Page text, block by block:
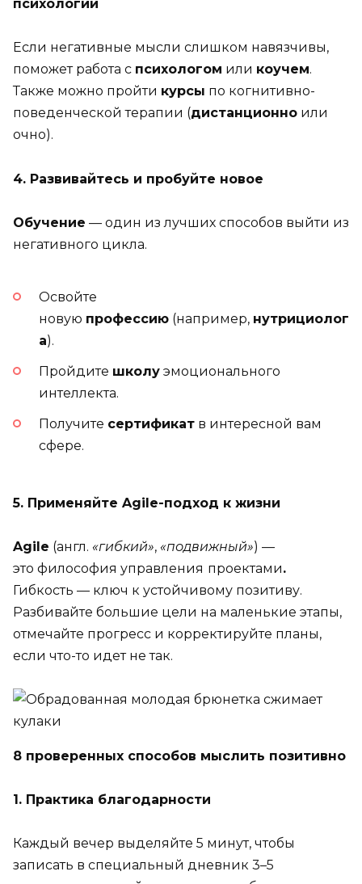
психологии
Если негативные мысли слишком навязчивы,
поможет работа с психологом или коучем.
Также можно пройти курсы по когнитивно-
поведенческой терапии (дистанционно или
очно).
4. Развивайтесь и пробуйте новое
Обучение — один из лучших способов выйти из
негативного цикла.
Освойте
новую профессию (например, нутрициолог
а).
Пройдите школу эмоционального
интеллекта.
Получите сертификат в интересной вам
сфере.
5. Применяйте Agile-подход к жизни
Agile (англ. «гибкий», «подвижный») —
это философия управления проектами.
Гибкость — ключ к устойчивому позитиву.
Разбивайте большие цели на маленькие этапы,
отмечайте прогресс и корректируйте планы,
если что-то идет не так.
8 проверенных способов мыслить позитивно
1. Практика благодарности
Каждый вечер выделяйте 5 минут, чтобы
записать в специальный дневник 3–5